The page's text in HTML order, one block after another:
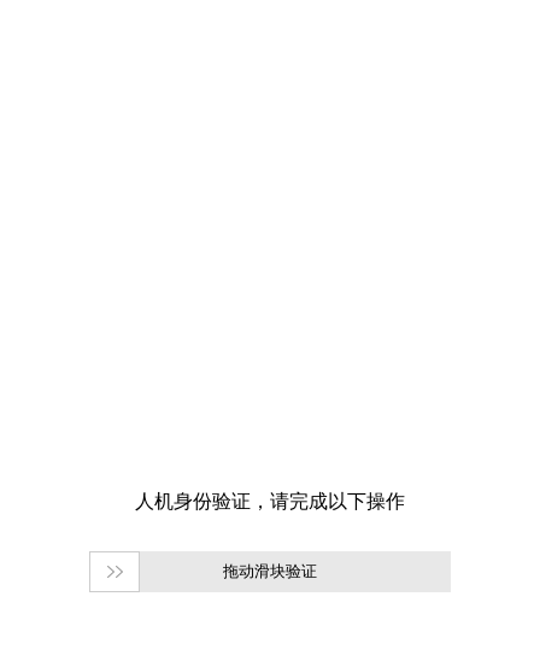
拖动滑块验证